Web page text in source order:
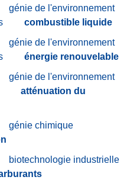
génie de l'environnement
combustible liquide
génie de l'environnement
énergie renouvelable
génie de l'environnement
atténuation du
génie chimique
biotechnologie industrielle